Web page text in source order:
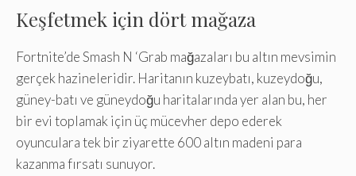
Keşfetmek için dört mağaza
Fortnite’de Smash N ‘Grab mağazaları bu altın mevsimin
gerçek hazineleridir. Haritanın kuzeybatı, kuzeydoğu,
güney-batı ve güneydoğu haritalarında yer alan bu, her
bir evi toplamak için üç mücevher depo ederek
oyunculara tek bir ziyarette 600 altın madeni para
kazanma fırsatı sunuyor.